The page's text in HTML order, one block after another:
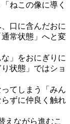
ねこの像に導く
口に含んだおに
常状態」へと変
」をおにぎりに
状態」ではショ
てしまう「みん
ずに仲良く触れ
えながら進むこ